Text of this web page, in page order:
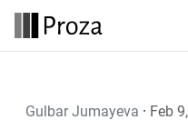
Gulbar Jumayeva · Feb